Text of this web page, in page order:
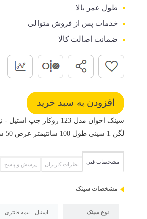
طول عمر بالا
خدمات پس از فروش متوالی
ضمانت اصالت کالا
لگن 1 سینی طول 100 سانتیمتر عرض 50 سانتیمتر
مشخصات فنی نظرات کاربران پرسش و پاسخ
مشخصات سینک
نوع سینک استیل - نیمه فانتزی